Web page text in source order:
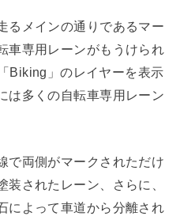
るメインの通りであるマー
車専用レーンがもうけられ
Biking」のレイヤーを表示
は多くの自転車専用レーン
で両側がマークされただけ
されたレーン、さらに、
によって車道から分離され